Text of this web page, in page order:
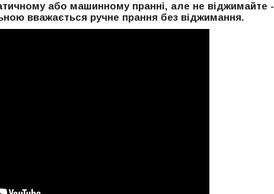
або машинному пранні, але не віджимайте -
вважається ручне прання без віджимання.